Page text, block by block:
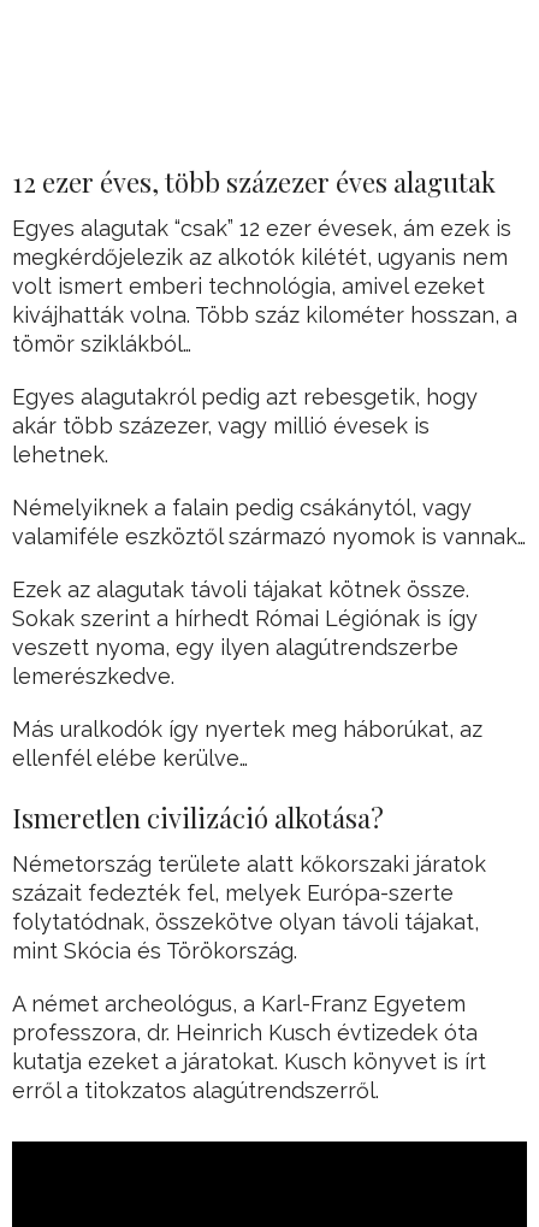
12 ezer éves, több százezer éves alagutak
Egyes alagutak “csak” 12 ezer évesek, ám ezek is
megkérdőjelezik az alkotók kilétét, ugyanis nem
volt ismert emberi technológia, amivel ezeket
kivájhatták volna. Több száz kilométer hosszan, a
tömör sziklákból…
Egyes alagutakról pedig azt rebesgetik, hogy
akár több százezer, vagy millió évesek is
lehetnek.
Némelyiknek a falain pedig csákánytól, vagy
valamiféle eszköztől származó nyomok is vannak…
Ezek az alagutak távoli tájakat kötnek össze.
Sokak szerint a hírhedt Római Légiónak is így
veszett nyoma, egy ilyen alagútrendszerbe
lemerészkedve.
Más uralkodók így nyertek meg háborúkat, az
ellenfél elébe kerülve…
Ismeretlen civilizáció alkotása?
Németország területe alatt kőkorszaki járatok
százait fedezték fel, melyek Európa-szerte
folytatódnak, összekötve olyan távoli tájakat,
mint Skócia és Törökország.
A német archeológus, a Karl-Franz Egyetem
professzora, dr. Heinrich Kusch évtizedek óta
kutatja ezeket a járatokat. Kusch könyvet is írt
erről a titokzatos alagútrendszerről.